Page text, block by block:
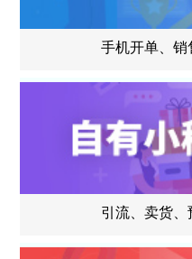
手机开单、销
引流、卖货、